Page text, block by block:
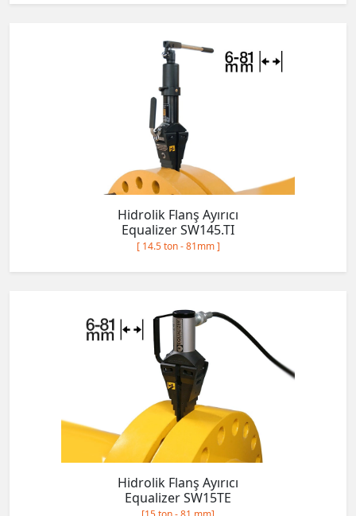
Hidrolik Flanş Ayırıcı
Equalizer SW145.TI
[ 14.5 ton - 81mm ]
Hidrolik Flanş Ayırıcı
Equalizer SW15TE